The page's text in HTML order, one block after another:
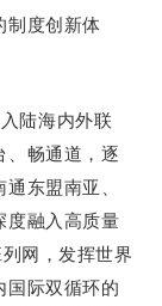
制度创新体
陆海内外联
、畅通道，逐
东盟南亚、
度融入高质量
网，发挥世界
国际双循环的